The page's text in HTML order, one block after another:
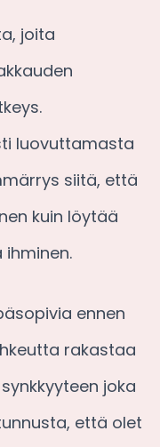
joita
luovuttamasta
siitä, että
kuin löytää
ihminen.
ennen
rakastaa
joka
että olet